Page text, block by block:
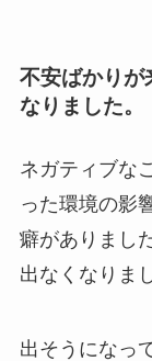
不安ばかりが
なりました。
ネガティブな
った環境の影
癖がありまし
出なくなりま
出そうになっ